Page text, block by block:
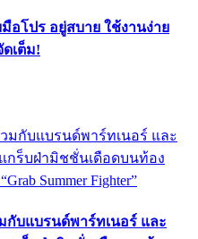
อโปร อยู่สบาย ใช้งานง่าย
เต็ม!
กับแบรนด์พาร์ทเนอร์ และ